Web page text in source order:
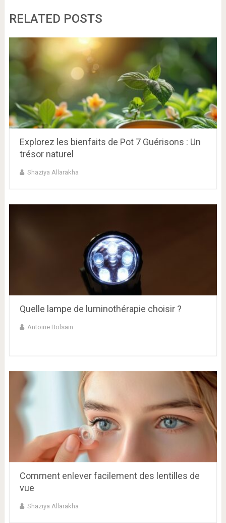
RELATED POSTS
Explorez les bienfaits de Pot 7 Guérisons : Un
trésor naturel
Shaziya Allarakha
Quelle lampe de luminothérapie choisir ?
Antoine Bolsain
Comment enlever facilement des lentilles de
vue
Shaziya Allarakha